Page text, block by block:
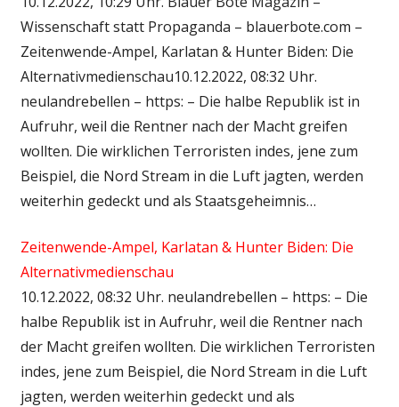
Wissenschaft statt Propaganda – blauerbote.com –
Zeitenwende-Ampel, Karlatan & Hunter Biden: Die
Alternativmedienschau10.12.2022, 08:32 Uhr.
neulandrebellen – https: – Die halbe Republik ist in
Aufruhr, weil die Rentner nach der Macht greifen
wollten. Die wirklichen Terroristen indes, jene zum
Beispiel, die Nord Stream in die Luft jagten, werden
weiterhin gedeckt und als Staatsgeheimnis…
Zeitenwende-Ampel, Karlatan & Hunter Biden: Die
Alternativmedienschau
10.12.2022, 08:32 Uhr. neulandrebellen – https: – Die
halbe Republik ist in Aufruhr, weil die Rentner nach
der Macht greifen wollten. Die wirklichen Terroristen
indes, jene zum Beispiel, die Nord Stream in die Luft
jagten, werden weiterhin gedeckt und als